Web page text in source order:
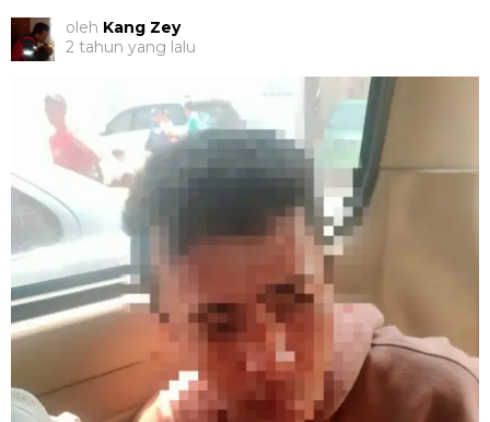
oleh Kang Zey
2 tahun yang lalu